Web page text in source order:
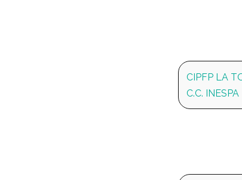
CIPFP LA
C.C. INESPA